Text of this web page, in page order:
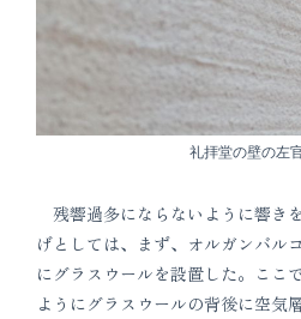
礼拝堂の壁の左
残響過多にならないように響き
げとしては、まず、オルガンバル
にグラスウールを設置した。ここ
ようにグラスウールの背後に空気